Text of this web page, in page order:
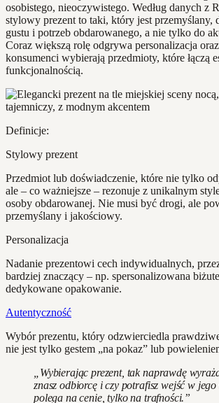
osobistego, nieoczywistego. Według danych z
stylowy prezent to taki, który jest przemyślany,
gustu i potrzeb obdarowanego, a nie tylko do
Coraz większą rolę odgrywa personalizacja oraz
konsumenci wybierają przedmioty, które łączą
funkcjonalnością.
Definicje:
Stylowy prezent
Przedmiot lub doświadczenie, które nie tylko
ale – co ważniejsze – rezonuje z unikalnym
osoby obdarowanej. Nie musi być drogi, ale
przemyślany i jakościowy.
Personalizacja
Nadanie prezentowi cech indywidualnych,
bardziej znaczący – np. spersonalizowana
dedykowane opakowanie.
Autentyczność
Wybór prezentu, który odzwierciedla
nie jest tylko gestem „na pokaz” lub
„Wybierając prezent, tak naprawdę
znasz odbiorcę i czy potrafisz wejść w
polega na cenie, tylko na trafności.”